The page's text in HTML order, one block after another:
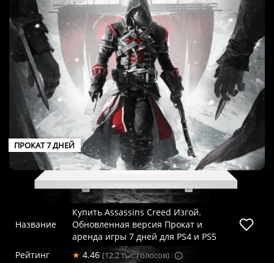
ПРОКАТ 7 ДНЕЙ
Название
Купить Assassins Creed Изгой.
Обновленная версия Прокат и
аренда игры 7 дней для PS4 и PS5
Рейтинг
★ 4.46 (12.2 тыс голосов)